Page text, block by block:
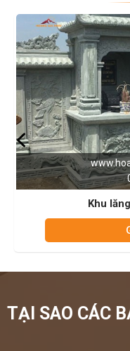
TẠI SAO CÁC